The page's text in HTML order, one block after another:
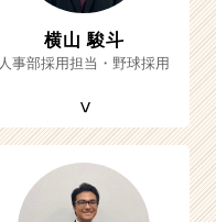
横山 駿斗
人事部採用担当・野球採用